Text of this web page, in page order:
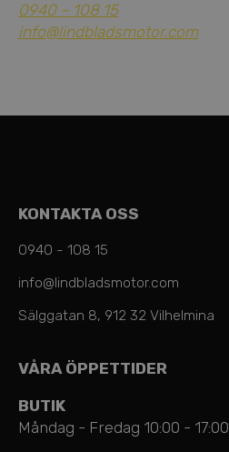
0940 – 108 15
info@lindbladsmotor.com
KONTAKTA OSS
0940 - 108 15
info@lindbladsmotor.com
Sälggatan 8, 912 32 Vilhelmina
VÅRA ÖPPETTIDER
BUTIK
Måndag - Fredag 10:00 - 17:00